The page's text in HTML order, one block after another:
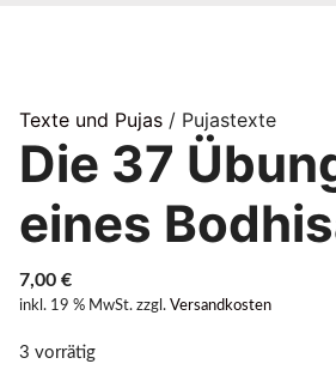
Texte und Pujas / Pujastexte
Die 37
eines
7,00 €
inkl. 19 % MwSt. zzgl. Versandkosten
3 vorrätig